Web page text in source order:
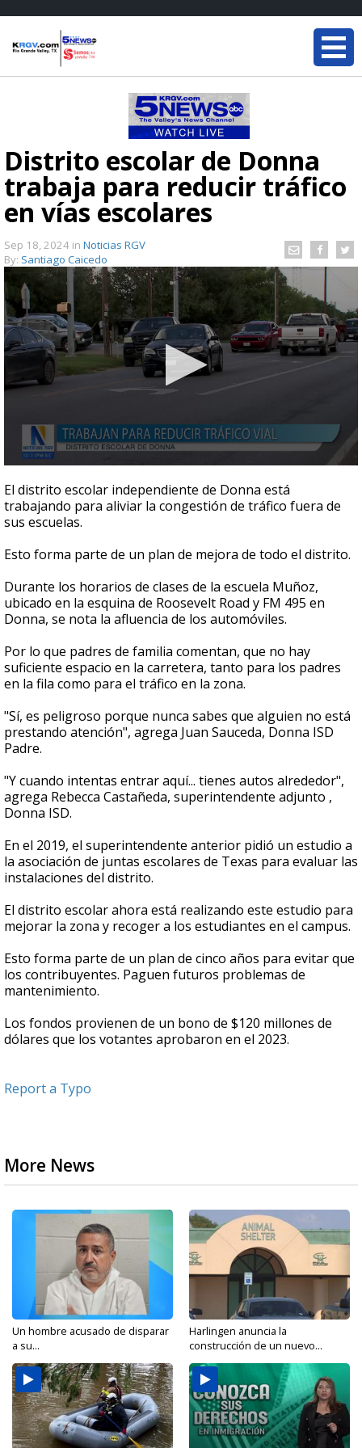
Distrito escolar de Donna
trabaja para reducir tráfico
en vías escolares
Sep 18, 2024 in Noticias RGV
By: Santiago Caicedo
seconds
of
1
minute,
seconds
El distrito escolar independiente de Donna está
trabajando para aliviar la congestión de tráfico fuera de
sus escuelas.
Esto forma parte de un plan de mejora de todo el distrito.
Durante los horarios de clases de la escuela Muñoz,
ubicado en la esquina de Roosevelt Road y FM 495 en
Donna, se nota la afluencia de los automóviles.
Por lo que padres de familia comentan, que no hay
suficiente espacio en la carretera, tanto para los padres
en la fila como para el tráfico en la zona.
"Sí, es peligroso porque nunca sabes que alguien no está
prestando atención", agrega Juan Sauceda, Donna ISD
Padre.
"Y cuando intentas entrar aquí... tienes autos alrededor",
agrega Rebecca Castañeda, superintendente adjunto ,
Donna ISD.
En el 2019, el superintendente anterior pidió un estudio a
la asociación de juntas escolares de Texas para evaluar las
instalaciones del distrito.
El distrito escolar ahora está realizando este estudio para
mejorar la zona y recoger a los estudiantes en el campus.
Esto forma parte de un plan de cinco años para evitar que
los contribuyentes. Paguen futuros problemas de
mantenimiento.
Los fondos provienen de un bono de $120 millones de
dólares que los votantes aprobaron en el 2023.
Report a Typo
More News
Un hombre acusado de disparar
a su...
Harlingen anuncia la
construcción de un nuevo...